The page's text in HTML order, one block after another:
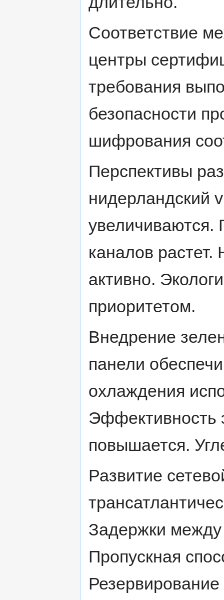
Соответствие
центры
требования
безопасности
шифрования
Перспективы
нидерландский
увеличиваются.
каналов
активно.
приоритетом.
Внедрение
панели
охлаждения
Эффективность
повышается.
Развитие
Задержки
Пропускная